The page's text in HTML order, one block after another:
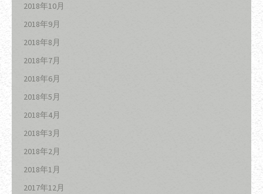
2018年10月
2018年9月
2018年8月
2018年7月
2018年6月
2018年5月
2018年4月
2018年3月
2018年2月
2018年1月
2017年12月